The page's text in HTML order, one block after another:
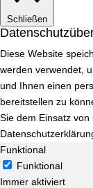
Schließen
Diese Website
werden verwendet,
und Ihnen einen
bereitstellen zu
Sie dem Einsatz
Funktional
Funktional
Immer aktiviert